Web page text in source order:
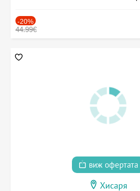
-20%
44.99€
виж офертата
Хисаря